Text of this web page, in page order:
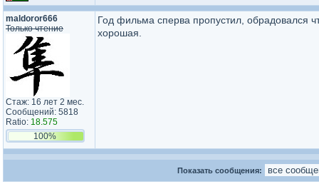
maldoror666
Только чтение
Стаж: 16 лет 2 мес.
Сообщений: 5818
Ratio: 18.575
100%
Год фильма сперва пропустил,
хорошая.
Показать сообщения: